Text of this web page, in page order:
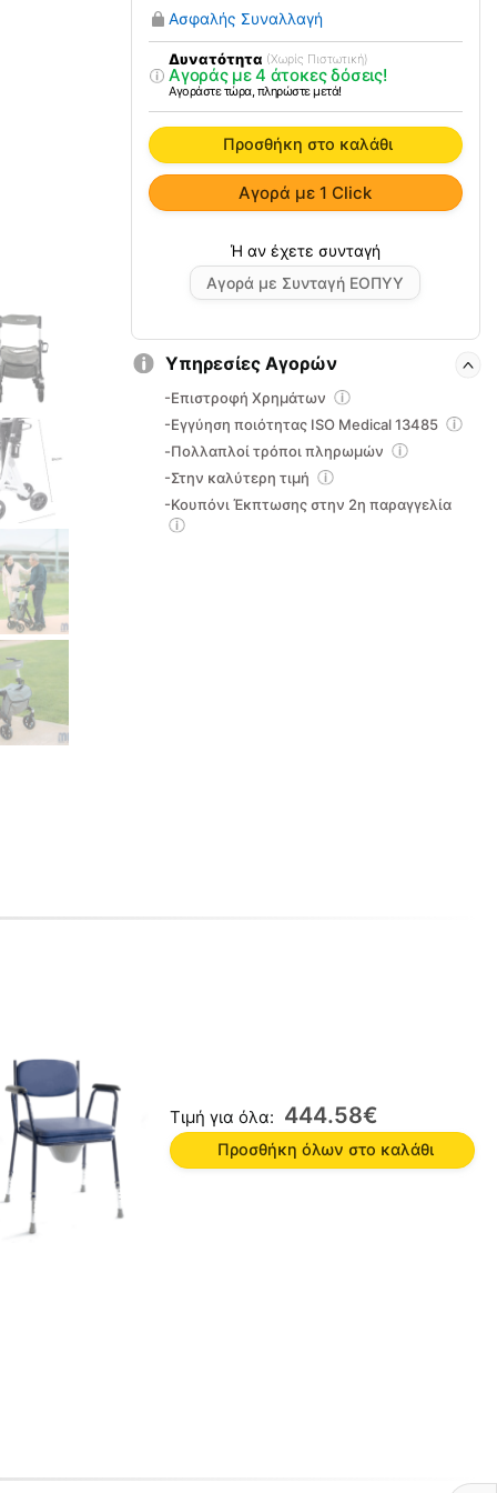
Rollator
Action
Black
0803610
ποσότητα
Ασφαλής Συναλλαγή
Δυνατότητα (Χωρίς Πιστωτική)
Αγοράς με 4 άτοκες δόσεις!
Αγοράστε τώρα, πληρώστε μετά!
Προσθήκη στο καλάθι
Αγορά με Συνταγή ΕΟΠΥΥ
Αγορά με 1 Click
Υπηρεσίες Αγορών
-Επιστροφή Χρημάτων
-Εγγύηση ποιότητας ISO Medical 13485
-Πολλαπλοί τρόποι πληρωμών
-Στην καλύτερη τιμή
-Κουπόνι Έκπτωσης στην 2η παραγγελία
Τιμή για όλα: 444.58€
Προσθήκη όλων στο καλάθι